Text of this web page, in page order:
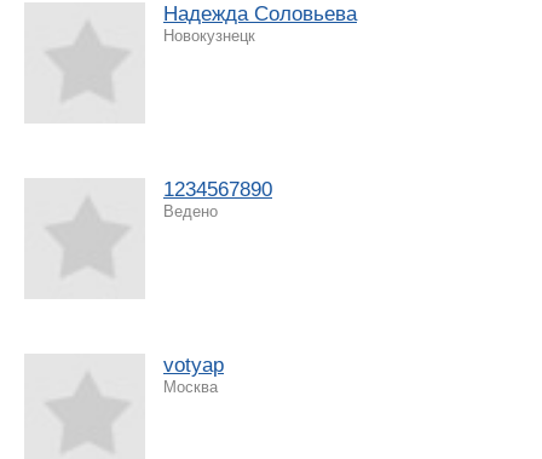
Надежда Соловьева
Новокузнецк
1234567890
Ведено
votyap
Москва